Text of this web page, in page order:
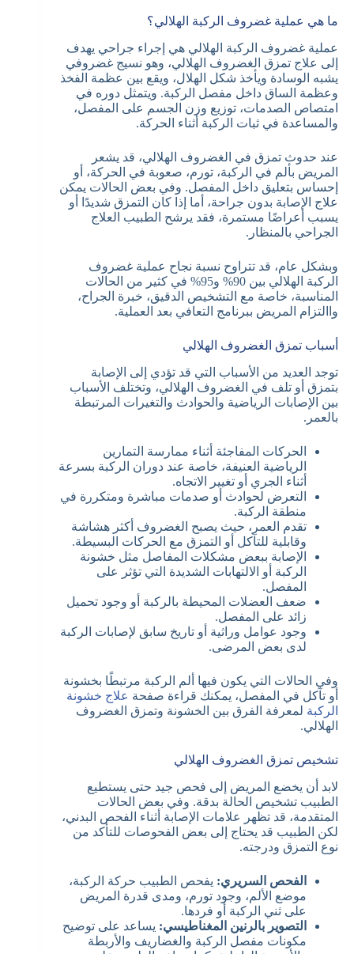
ما هي عملية غضروف الركبة الهلالي؟
عملية غضروف الركبة الهلالي هي إجراء جراحي يهدف
إلى علاج تمزق الغضروف الهلالي، وهو نسيج غضروفي
يشبه الوسادة ويأخذ شكل الهلال، ويقع بين عظمة الفخذ
وعظمة الساق داخل مفصل الركبة. ويتمثل دوره في
امتصاص الصدمات، توزيع وزن الجسم على المفصل،
والمساعدة في ثبات الركبة أثناء الحركة.
عند حدوث تمزق في الغضروف الهلالي، قد يشعر
المريض بألم في الركبة، تورم، صعوبة في الحركة، أو
إحساس بتعليق داخل المفصل. وفي بعض الحالات يمكن
علاج الإصابة بدون جراحة، أما إذا كان التمزق شديدًا أو
يسبب أعراضًا مستمرة، فقد يرشح الطبيب العلاج
الجراحي بالمنظار.
وبشكل عام، قد تتراوح نسبة نجاح عملية غضروف
الركبة الهلالي بين 90% و95% في كثير من الحالات
المناسبة، خاصة مع التشخيص الدقيق، خبرة الجراح،
واالتزام المريض ببرنامج التعافي بعد العملية.
أسباب تمزق الغضروف الهلالي
توجد العديد من الأسباب التي قد تؤدي إلى الإصابة
بتمزق أو تلف في الغضروف الهلالي، وتختلف الأسباب
بين الإصابات الرياضية والحوادث والتغيرات المرتبطة
بالعمر.
الحركات المفاجئة أثناء ممارسة التمارين
الرياضية العنيفة، خاصة عند دوران الركبة بسرعة
أثناء الجري أو تغيير الاتجاه.
التعرض لحوادث أو صدمات مباشرة ومتكررة في
منطقة الركبة.
تقدم العمر، حيث يصبح الغضروف أكثر هشاشة
وقابلية للتآكل أو التمزق مع الحركات البسيطة.
الإصابة ببعض مشكلات المفاصل مثل خشونة
الركبة أو الالتهابات الشديدة التي تؤثر على
المفصل.
ضعف العضلات المحيطة بالركبة أو وجود تحميل
زائد على المفصل.
وجود عوامل وراثية أو تاريخ سابق لإصابات الركبة
لدى بعض المرضى.
وفي الحالات التي يكون فيها ألم الركبة مرتبطًا بخشونة
أو تآكل في المفصل، يمكنك قراءة صفحة علاج خشونة
الركبة لمعرفة الفرق بين الخشونة وتمزق الغضروف
الهلالي.
تشخيص تمزق الغضروف الهلالي
لابد أن يخضع المريض إلى فحص جيد حتى يستطيع
الطبيب تشخيص الحالة بدقة. وفي بعض الحالات
المتقدمة، قد تظهر علامات الإصابة أثناء الفحص البدني،
لكن الطبيب قد يحتاج إلى بعض الفحوصات للتأكد من
نوع التمزق ودرجته.
الفحص السريري: يفحص الطبيب حركة الركبة،
موضع الألم، وجود تورم، ومدى قدرة المريض
على ثني الركبة أو فردها.
التصوير بالرنين المغناطيسي: يساعد على توضيح
مكونات مفصل الركبة والغضاريف والأربطة